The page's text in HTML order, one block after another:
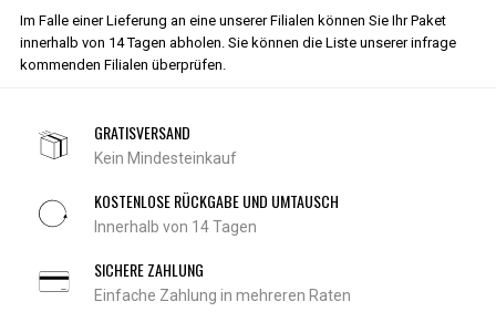
Im Falle einer Lieferung an eine unserer Filialen können Sie Ihr Paket
innerhalb von 14 Tagen abholen. Sie können die Liste unserer infrage
kommenden Filialen überprüfen.
GRATISVERSAND
Kein Mindesteinkauf
KOSTENLOSE RÜCKGABE UND UMTAUSCH
Innerhalb von 14 Tagen
SICHERE ZAHLUNG
Einfache Zahlung in mehreren Raten